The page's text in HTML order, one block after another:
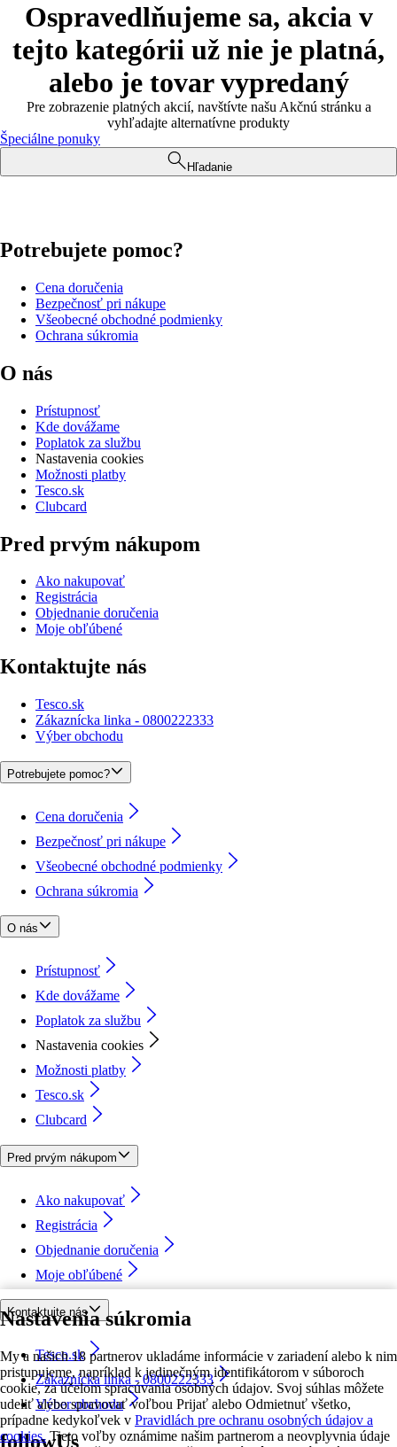
Nastavenia súkromia
My a našich 18 partnerov ukladáme informácie v zariadení alebo k nim
pristupujeme, napríklad k jedinečným identifikátorom v súboroch
cookie, za účelom spracúvania osobných údajov. Svoj súhlas môžete
udeliť alebo spravovať voľbou Prijať alebo Odmietnuť všetko,
prípadne kedykoľvek v Pravidlách pre ochranu osobných údajov a
cookies. Tieto voľby oznámime našim partnerom a neovplyvnia údaje
Ospravedlňujeme sa, akcia v
tejto kategórii už nie je platná,
alebo je tovar vypredaný
Pre zobrazenie platných akcií, navštívte našu Akčnú stránku a
vyhľadajte alternatívne produkty
Špeciálne ponuky
Hľadanie
Potrebujete pomoc?
Cena doručenia
Bezpečnosť pri nákupe
Všeobecné obchodné podmienky
Ochrana súkromia
O nás
Prístupnosť
Kde dovážame
Poplatok za službu
Nastavenia cookies
Možnosti platby
Tesco.sk
Clubcard
Pred prvým nákupom
Ako nakupovať
Registrácia
Objednanie doručenia
Moje obľúbené
Kontaktujte nás
Tesco.sk
Zákaznícka linka - 0800222333
Výber obchodu
Potrebujete pomoc?
Cena doručenia
Bezpečnosť pri nákupe
Všeobecné obchodné podmienky
Ochrana súkromia
O nás
Prístupnosť
Kde dovážame
Poplatok za službu
Nastavenia cookies
Možnosti platby
Tesco.sk
Clubcard
Pred prvým nákupom
Ako nakupovať
Registrácia
Objednanie doručenia
Moje obľúbené
Kontaktujte nás
Tesco.sk
Zákaznícka linka - 0800222333
Výber obchodu
followUs